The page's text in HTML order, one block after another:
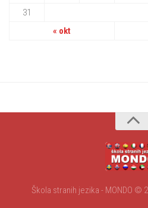
« okt
31
GalerijaŠkola stranih jezika - MONDO ©